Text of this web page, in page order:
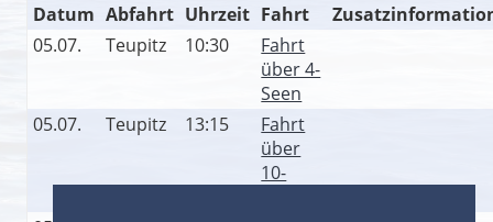
Datum Abfahrt Uhrzeit Fahrt
05.07.
Teupitz 10:30
Fahrt
über 4-
Seen
05.07.
Teupitz 13:15
Fahrt
über
10-